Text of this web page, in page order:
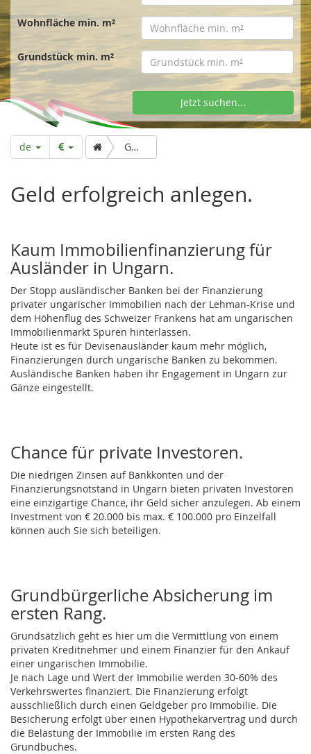
s
e
i
t
e
Wohnfläche min. m²
Grundstück min. m²
Jetzt suchen...
de Geld erfolgreich anlegen.
Geld erfolgreich anlegen.
Kaum Immobilienfinanzierung für
Ausländer in Ungarn.
Der Stopp ausländischer Banken bei der Finanzierung
privater ungarischer Immobilien nach der Lehman-Krise und
dem Höhenflug des Schweizer Frankens hat am ungarischen
Immobilienmarkt Spuren hinterlassen.
Heute ist es für Devisenausländer kaum mehr möglich,
Finanzierungen durch ungarische Banken zu bekommen.
Ausländische Banken haben ihr Engagement in Ungarn zur
Gänze eingestellt.
Chance für private Investoren.
Die niedrigen Zinsen auf Bankkonten und der
Finanzierungsnotstand in Ungarn bieten privaten Investoren
eine einzigartige Chance, ihr Geld sicher anzulegen. Ab einem
Investment von € 20.000 bis max. € 100.000 pro Einzelfall
können auch Sie sich beteiligen.
Grundbürgerliche Absicherung im
ersten Rang.
Grundsätzlich geht es hier um die Vermittlung von einem
privaten Kreditnehmer und einem Finanzier für den Ankauf
einer ungarischen Immobilie.
Je nach Lage und Wert der Immobilie werden 30-60% des
Verkehrswertes finanziert. Die Finanzierung erfolgt
ausschließlich durch einen Geldgeber pro Immobilie. Die
Besicherung erfolgt über einen Hypothekarvertrag und durch
die Belastung der Immobilie im ersten Rang des
Grundbuches.